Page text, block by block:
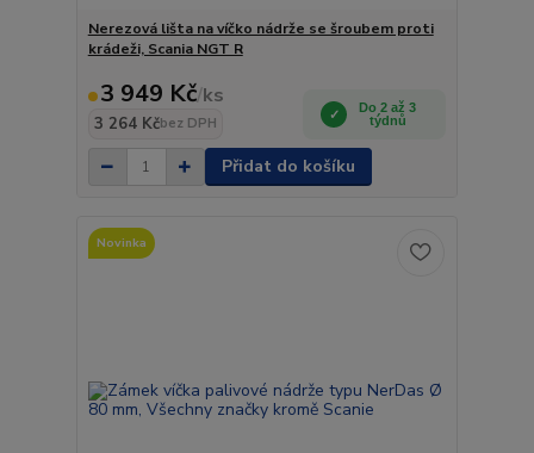
Nerezová lišta na víčko nádrže se šroubem proti
krádeži, Scania NGT R
3 949 Kč/ks
3 264 Kčbez DPH
Do 2 až 3
týdnů
Přidat do košíku
Novinka